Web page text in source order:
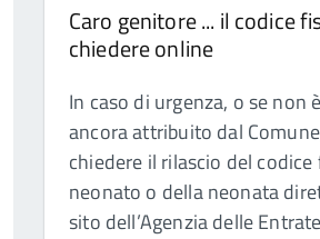
Caro genitore ... il codice
chiedere online
In caso di urgenza, o se non
ancora attribuito dal
chiedere il rilascio del codice
neonato o della neonata
sito dell’Agenzia delle Entrate